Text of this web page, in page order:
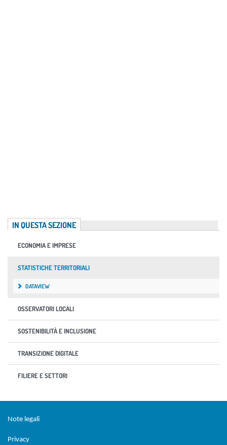
IN QUESTA SEZIONE
ECONOMIA E IMPRESE
STATISTICHE TERRITORIALI
DATAVIEW
OSSERVATORI LOCALI
SOSTENIBILITÀ E INCLUSIONE
TRANSIZIONE DIGITALE
FILIERE E SETTORI
Note legali
Privacy